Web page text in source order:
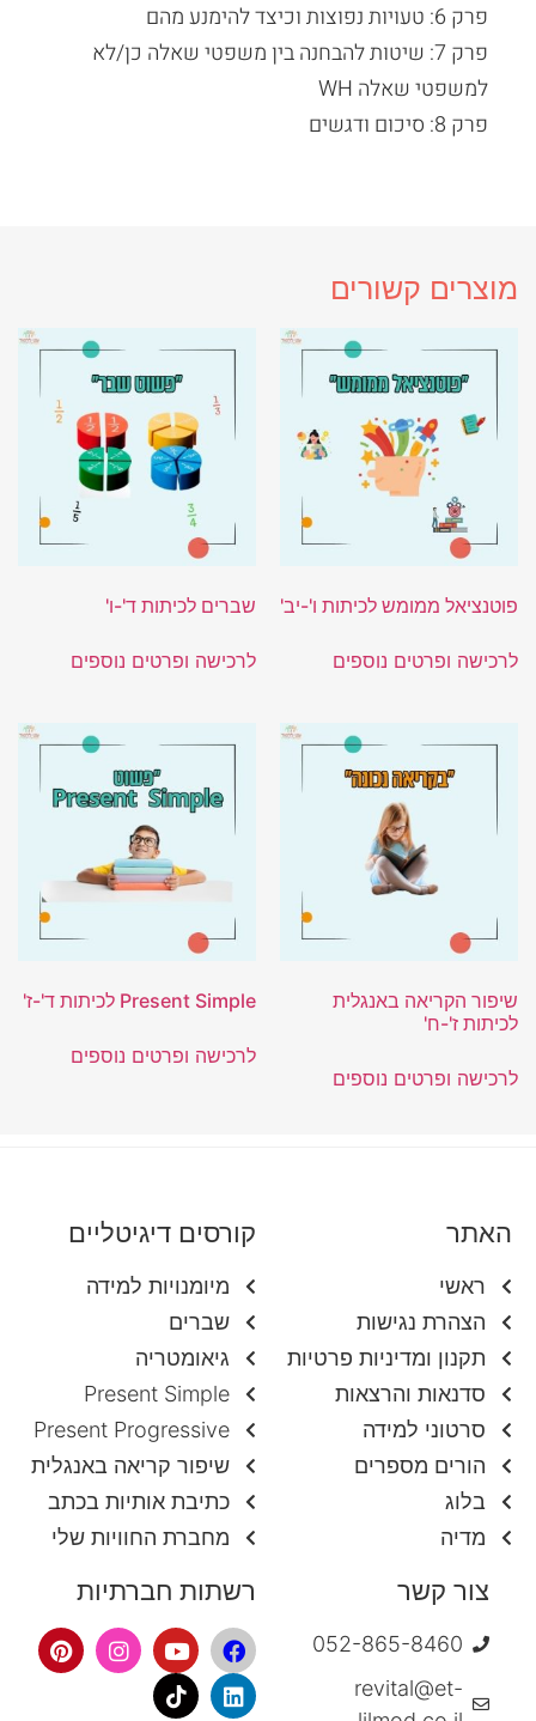
פרק 6: טעויות נפוצות וכיצד להימנע מהם
פרק 7: שיטות להבחנה בין משפטי שאלה כן/לא
למשפטי שאלה WH
פרק 8: סיכום ודגשים
מוצרים קשורים
פוטנציאל ממומש לכיתות ו'-יב'
לרכישה ופרטים נוספים
שברים לכיתות ד'-ו'
לרכישה ופרטים נוספים
שיפור הקריאה באנגלית
לכיתות ז'-ח'
לרכישה ופרטים נוספים
Present Simple לכיתות ד'-ז'
לרכישה ופרטים נוספים
האתר
ראשי
הצהרת נגישות
תקנון ומדיניות פרטיות
סדנאות והרצאות
סרטוני למידה
הורים מספרים
בלוג
מדיה
קורסים דיגיטליים
מיומנויות למידה
שברים
גיאומטריה
Present Simple
Present Progressive
שיפור קריאה באנגלית
כתיבת אותיות בכתב
מחברת החוויות שלי
צור קשר
052-865-8460
revital@et-
רשתות חברתיות